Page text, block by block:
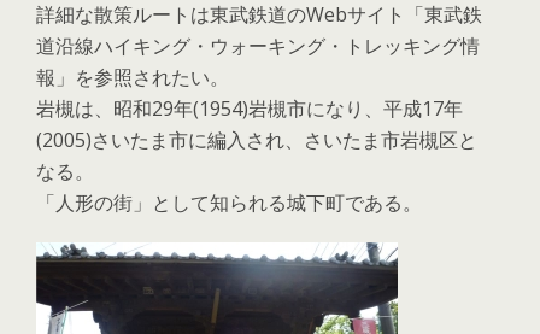
詳細な散策ルートは東武鉄道のWebサイト「東武鉄
道沿線ハイキング・ウォーキング・トレッキング情
報」を参照されたい。
岩槻は、昭和29年(1954)岩槻市になり、平成17年
(2005)さいたま市に編入され、さいたま市岩槻区と
なる。
「人形の街」として知られる城下町である。